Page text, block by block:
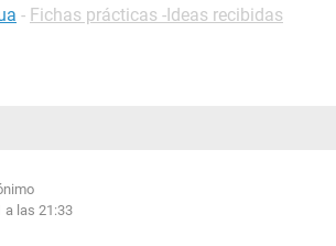
- Fichas prácticas -Ideas recibidas
a las 21:33